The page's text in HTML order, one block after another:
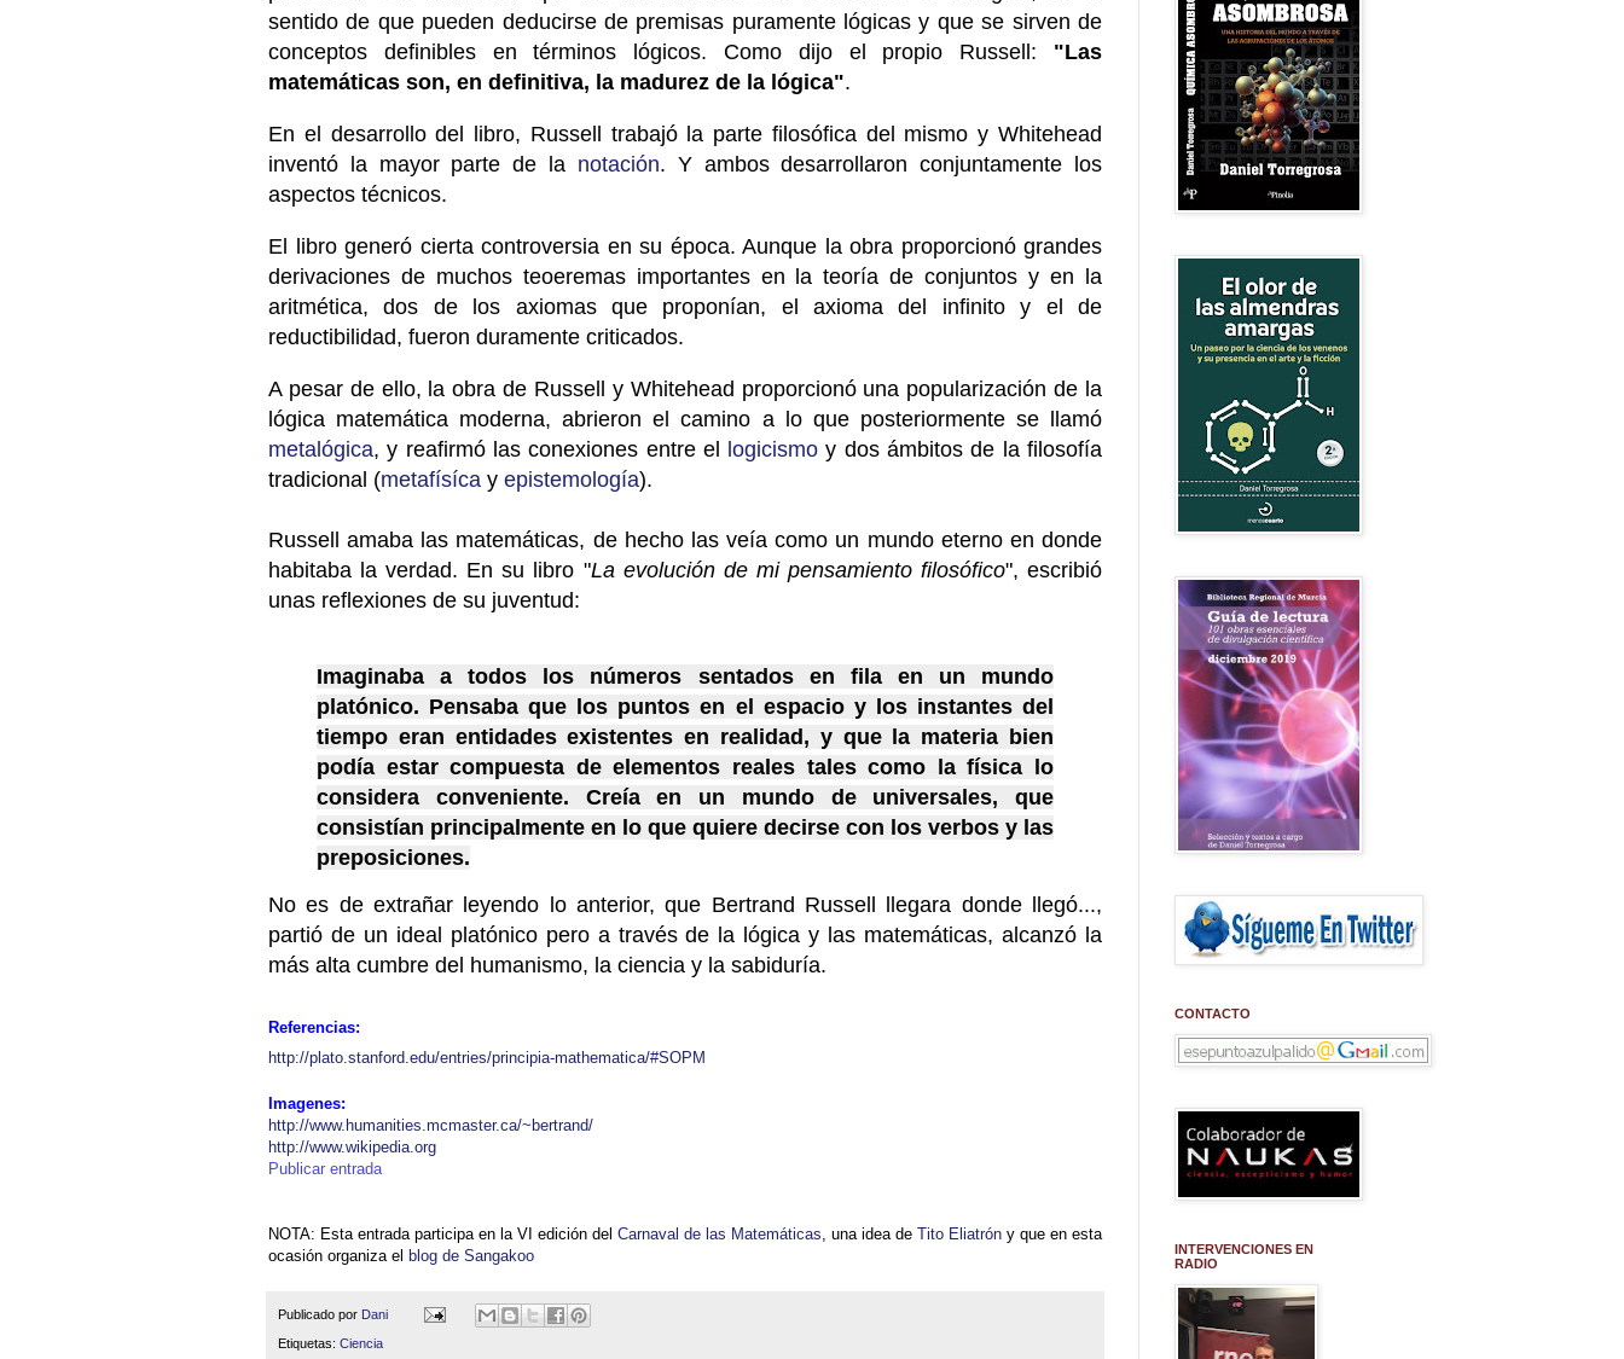
sentido de que pueden deducirse de premisas puramente lógicas y que se sirven de
conceptos definibles en términos lógicos. Como dijo el propio Russell: "Las
matemáticas son, en definitiva, la madurez de la lógica".
En el desarrollo del libro, Russell trabajó la parte filosófica del mismo y Whitehead
inventó la mayor parte de la notación. Y ambos desarrollaron conjuntamente los
aspectos técnicos.
El libro generó cierta controversia en su época. Aunque la obra proporcionó grandes
derivaciones de muchos teoeremas importantes en la teoría de conjuntos y en la
aritmética, dos de los axiomas que proponían, el axioma del infinito y el de
reductibilidad, fueron duramente criticados.
A pesar de ello, la obra de Russell y Whitehead proporcionó una popularización de la
lógica matemática moderna, abrieron el camino a lo que posteriormente se llamó
metalógica, y reafirmó las conexiones entre el logicismo y dos ámbitos de la filosofía
tradicional (metafísíca y epistemología).
Russell amaba las matemáticas, de hecho las veía como un mundo eterno en donde
habitaba la verdad. En su libro "La evolución de mi pensamiento filosófico", escribió
unas reflexiones de su juventud:
Imaginaba a todos los números sentados en fila en un mundo
platónico. Pensaba que los puntos en el espacio y los instantes del
tiempo eran entidades existentes en realidad, y que la materia bien
podía estar compuesta de elementos reales tales como la física lo
considera conveniente. Creía en un mundo de universales, que
consistían principalmente en lo que quiere decirse con los verbos y las
preposiciones.
No es de extrañar leyendo lo anterior, que Bertrand Russell llegara donde llegó...,
partió de un ideal platónico pero a través de la lógica y las matemáticas, alcanzó la
más alta cumbre del humanismo, la ciencia y la sabiduría.
Referencias:
http://plato.stanford.edu/entries/principia-mathematica/#SOPM
Imagenes:
http://www.humanities.mcmaster.ca/~bertrand/
http://www.wikipedia.org
Publicar entrada
NOTA: Esta entrada participa en la VI edición del Carnaval de las Matemáticas , una idea de Tito Eliatrón y que en esta
ocasión organiza el blog de Sangakoo
Publicado por Dani
Etiquetas: Ciencia
CONTACTO
INTERVENCIONES EN
RADIO